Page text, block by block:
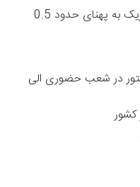
النگو کارتیه LOVE گرد سفید باریک به پهنای حدود 0.5
از تاریخ فاکتور در شعب حضوری الی
کشور